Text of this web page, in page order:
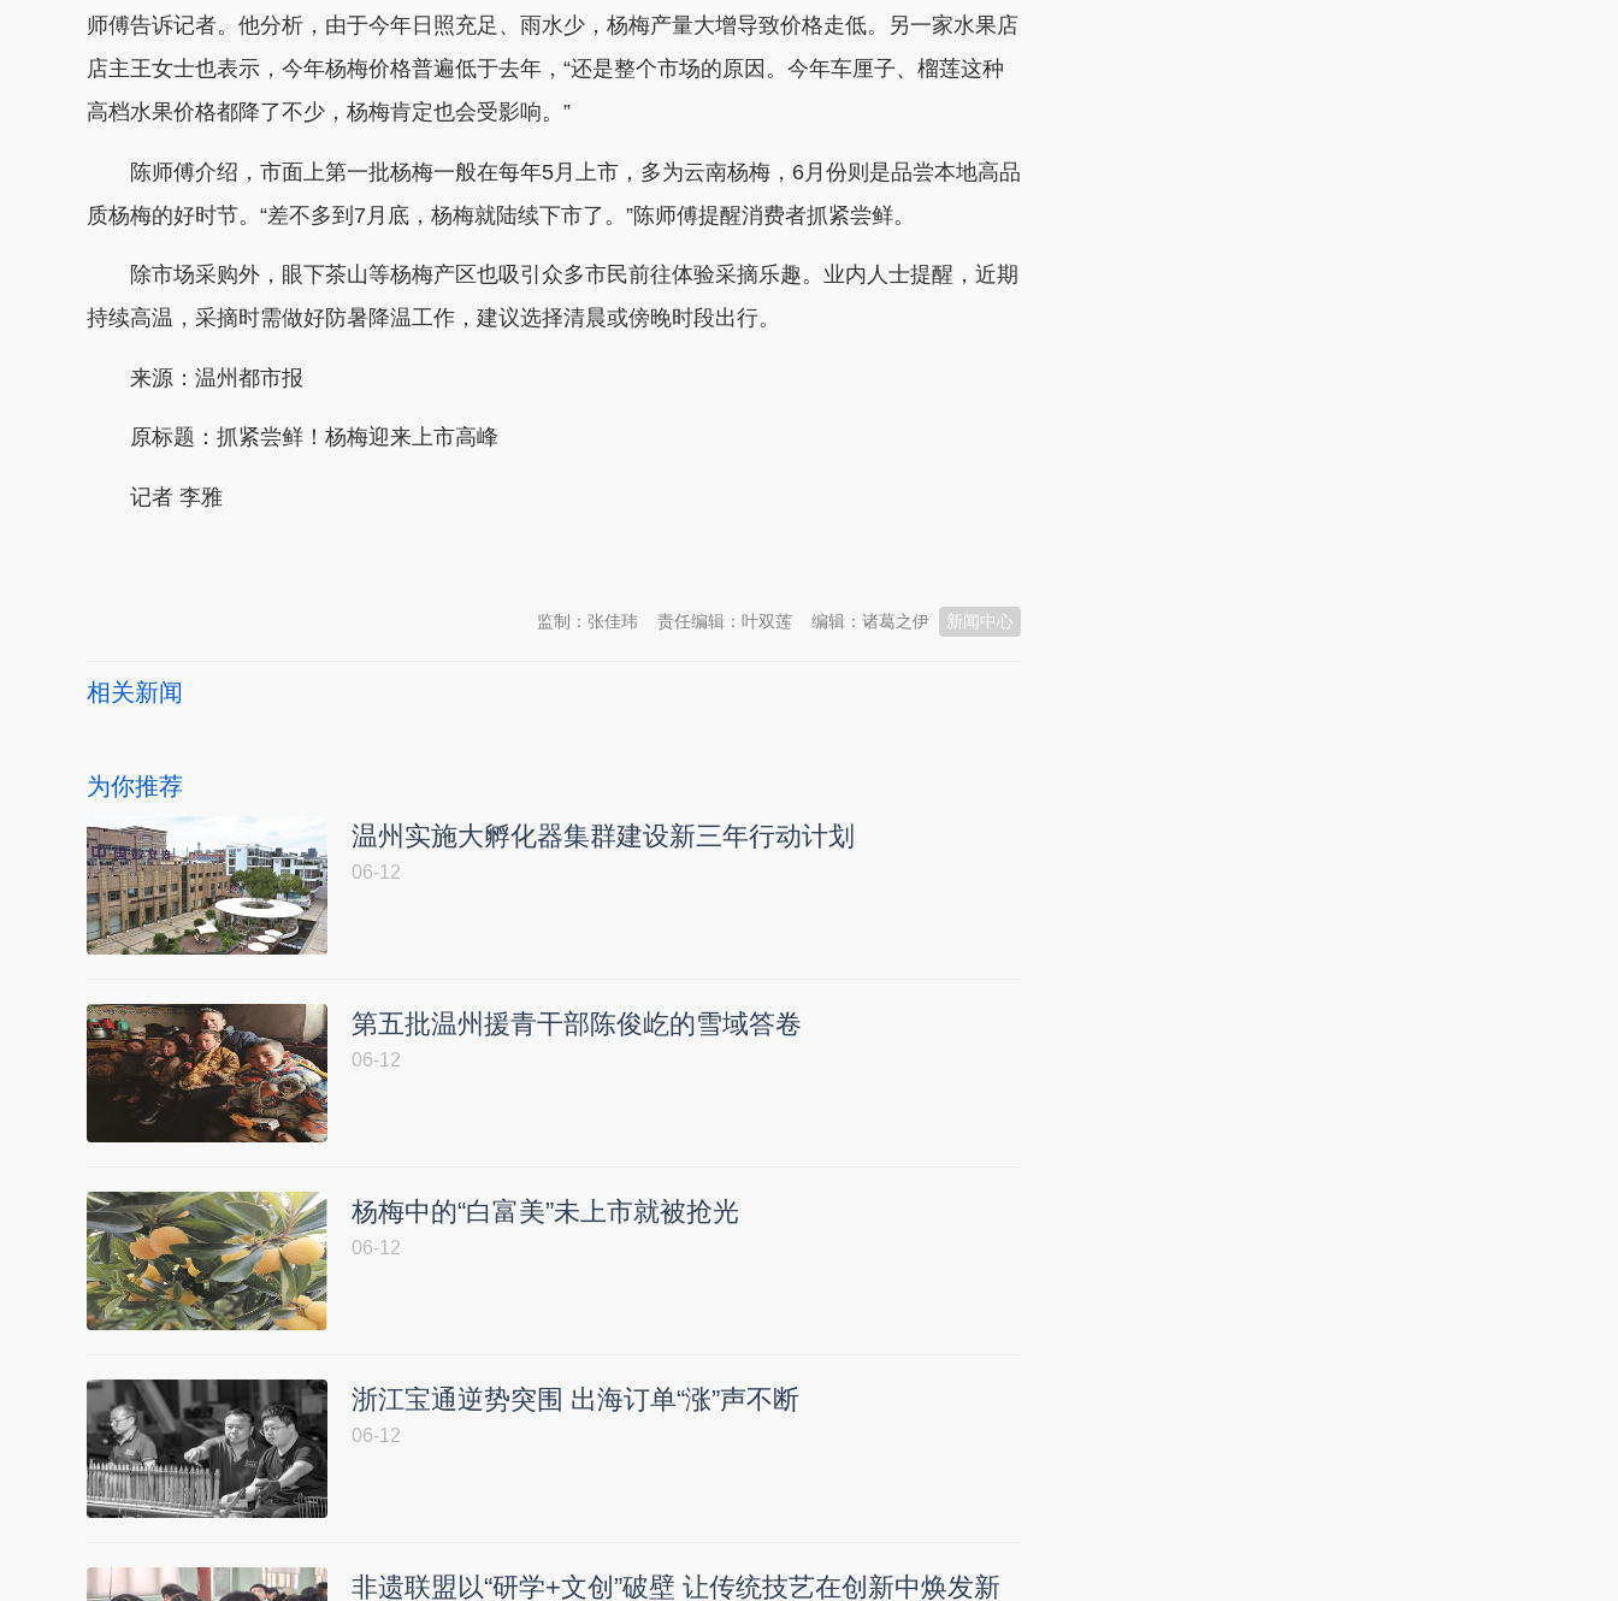
师傅告诉记者。他分析，由于今年日照充足、雨水少，杨梅产量大增导致价格走低。另一家水果店
店主王女士也表示，今年杨梅价格普遍低于去年，“还是整个市场的原因。今年车厘子、榴莲这种
高档水果价格都降了不少，杨梅肯定也会受影响。”
陈师傅介绍，市面上第一批杨梅一般在每年5月上市，多为云南杨梅，6月份则是品尝本地高品
质杨梅的好时节。“差不多到7月底，杨梅就陆续下市了。”陈师傅提醒消费者抓紧尝鲜。
除市场采购外，眼下茶山等杨梅产区也吸引众多市民前往体验采摘乐趣。业内人士提醒，近期
持续高温，采摘时需做好防暑降温工作，建议选择清晨或傍晚时段出行。
来源：温州都市报
原标题：抓紧尝鲜！杨梅迎来上市高峰
记者 李雅
新闻中心
编辑：诸葛之伊
责任编辑：叶双莲
监制：张佳玮
相关新闻
为你推荐
温州实施大孵化器集群建设新三年行动计划
06-12
第五批温州援青干部陈俊屹的雪域答卷
06-12
杨梅中的“白富美”未上市就被抢光
06-12
浙江宝通逆势突围 出海订单“涨”声不断
06-12
非遗联盟以“研学+文创”破壁 让传统技艺在创新中焕发新